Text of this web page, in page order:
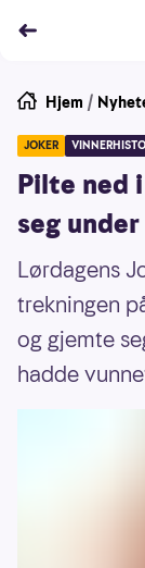
Hjem /
JOKER
Pilte ned
seg
Lørdagens
trekningen
og gjemte
hadde